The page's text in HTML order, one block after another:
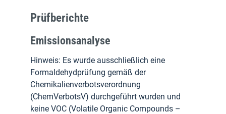
Prüfberichte
Emissionsanalyse
Hinweis: Es wurde ausschließlich eine
Formaldehydprüfung gemäß der
Chemikalienverbotsverordnung
(ChemVerbotsV) durchgeführt wurden und
keine VOC (Volatile Organic Compounds –